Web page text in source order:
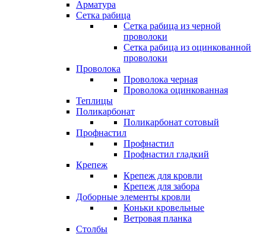
Арматура
Сетка рабица
Сетка рабица из черной
проволоки
Сетка рабица из оцинкованной
проволоки
Проволока
Проволока черная
Проволока оцинкованная
Теплицы
Поликарбонат
Поликарбонат сотовый
Профнастил
Профнастил
Профнастил гладкий
Крепеж
Крепеж для кровли
Крепеж для забора
Доборные элементы кровли
Коньки кровельные
Ветровая планка
Столбы